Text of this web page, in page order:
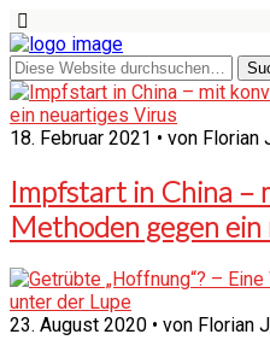
18. Februar 2021 • von Florian
Impfstart in China –
Methoden gegen
23. August 2020 • von Florian